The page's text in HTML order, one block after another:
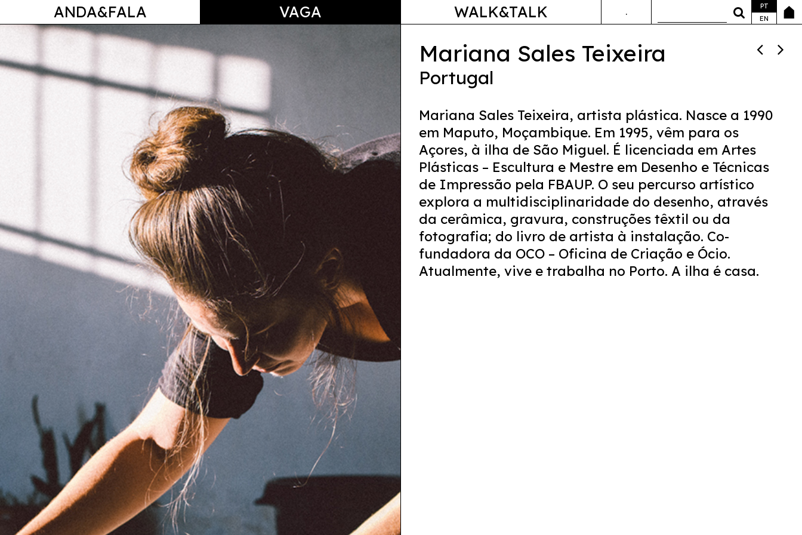
ANDA&FALA
ANDA&FALA VAGA WALK&TALK .
PT
EN
Mariana Sales Teixeira
Portugal
Mariana Sales Teixeira, artista plástica. Nasce a 1990
em Maputo, Moçambique. Em 1995, vêm para os
Açores, à ilha de São Miguel. É licenciada em Artes
Plásticas – Escultura e Mestre em Desenho e Técnicas
de Impressão pela FBAUP. O seu percurso artístico
explora a multidisciplinaridade do desenho, através
da cerâmica, gravura, construções têxtil ou da
fotografia; do livro de artista à instalação. Co-
fundadora da OCO – Oficina de Criação e Ócio.
Atualmente, vive e trabalha no Porto. A ilha é casa.